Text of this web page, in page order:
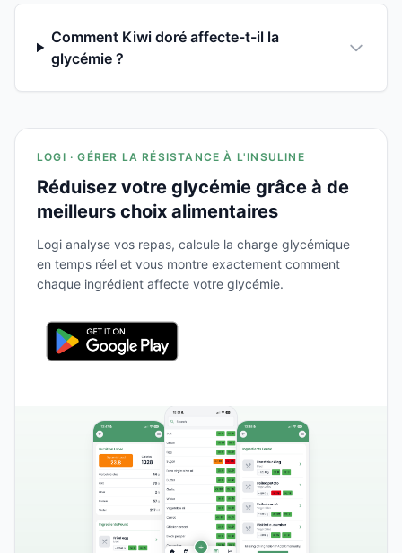
Comment Kiwi doré affecte-t-il la
glycémie ?
LOGI · GÉRER LA RÉSISTANCE À L'INSULINE
Réduisez votre glycémie grâce à de
meilleurs choix alimentaires
Logi analyse vos repas, calcule la charge glycémique
en temps réel et vous montre exactement comment
chaque ingrédient affecte votre glycémie.